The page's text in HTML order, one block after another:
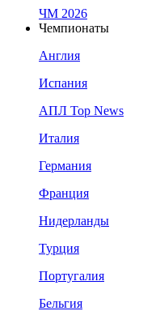
ЧМ 2026
Чемпионаты
Англия
Испания
АПЛ Top News
Италия
Германия
Франция
Нидерланды
Турция
Португалия
Бельгия